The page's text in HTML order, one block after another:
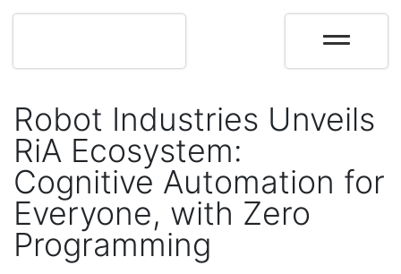
Robot Industries Unveils
RiA Ecosystem:
Cognitive Automation for
Everyone, with Zero
Programming